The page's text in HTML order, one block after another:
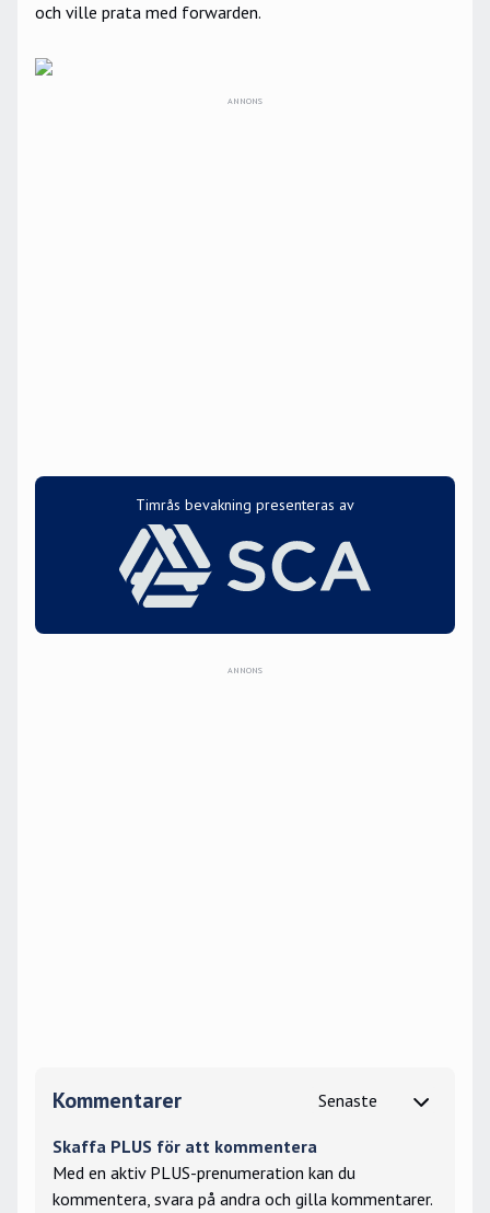
och ville prata med forwarden.
ANNONS
Timrås bevakning presenteras av
Kommentarer
Skaffa PLUS för att kommentera
Med en aktiv PLUS-prenumeration kan du
kommentera, svara på andra och gilla kommentarer.